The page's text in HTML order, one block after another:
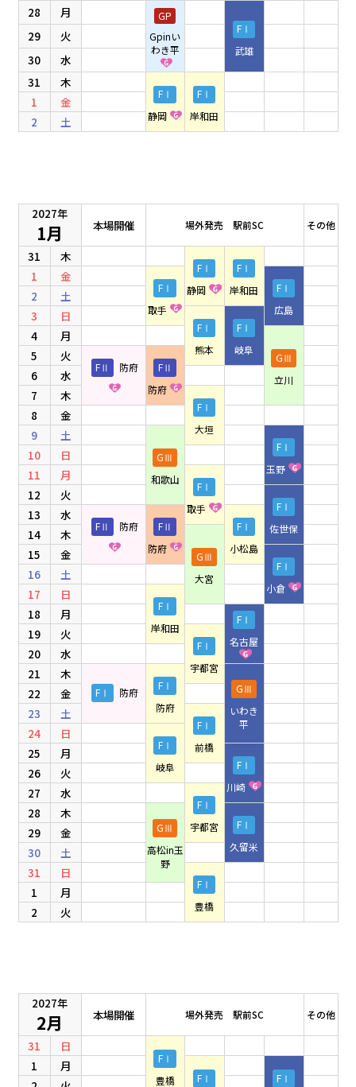
28
月
GP
Gpinい
わき平
FⅠ
武雄
29
火
30
水
31
木
FⅠ
静岡
FⅠ
岸和田
1
金
2
土
2027年
1月 本場開催 場外発売 駅前SC その他
31 木
FⅠ
静岡
FⅠ
岸和田
1 金
FⅠ
取手
FⅠ
広島
2
土
3
日
FⅠ
熊本
FⅠ
岐阜
4 月
GⅢ
立川
5 火
FⅡ 防府
FⅡ
防府
6
水
7
木
FⅠ
大垣
8
金
9
土
GⅢ
和歌山
FⅠ
玉野
10
日
11
月
FⅠ
取手
12 火
FⅠ
佐世保
13 水
FⅡ 防府
FⅡ
防府
FⅠ
小松島
14 木
GⅢ
大宮
15 金
FⅠ
小倉
16
土
17
日
FⅠ
岸和田
18 月
FⅠ
名古屋
19 火
FⅠ
宇都宮
20
水
21
木
FⅠ 防府
FⅠ
防府
GⅢ
いわき
平
22
金
23
土
FⅠ
前橋
24 日
FⅠ
岐阜
25 月
FⅠ
川崎
26
火
27
水
FⅠ
宇都宮
28 木
GⅢ
高松in玉
野
FⅠ
久留米
29
金
30
土
31
日
FⅠ
豊橋
1
月
2
火
2027年
2月 本場開催 場外発売 駅前SC その他
31 日
FⅠ
豊橋
1 月
FⅠ FⅠ